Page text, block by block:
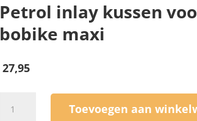
Petrol inlay kussen
bobike maxi
27,95
inlay
Toevoegen aan